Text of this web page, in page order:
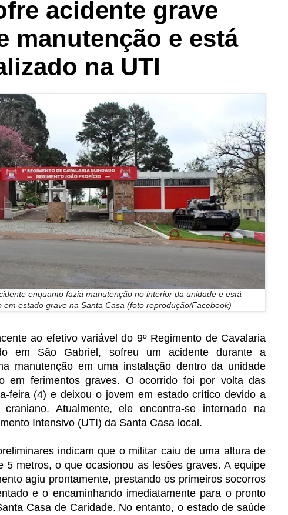
acidente grave
manutenção e está
na UTI
enquanto fazia manutenção no interior da unidade e está
em estado grave na Santa Casa (foto reprodução/Facebook)
ao efetivo variável do 9º Regimento de Cavalaria
em São Gabriel, sofreu um acidente durante a
manutenção em uma instalação dentro da unidade
em ferimentos graves. O ocorrido foi por volta das
feira (4) e deixou o jovem em estado crítico devido a
craniano. Atualmente, ele encontra-se internado na
Intensivo (UTI) da Santa Casa local.
indicam que o militar caiu de uma altura de
5 metros, o que ocasionou as lesões graves. A equipe
agiu prontamente, prestando os primeiros socorros
e o encaminhando imediatamente para o pronto
Casa de Caridade. No entanto, o estado de saúde